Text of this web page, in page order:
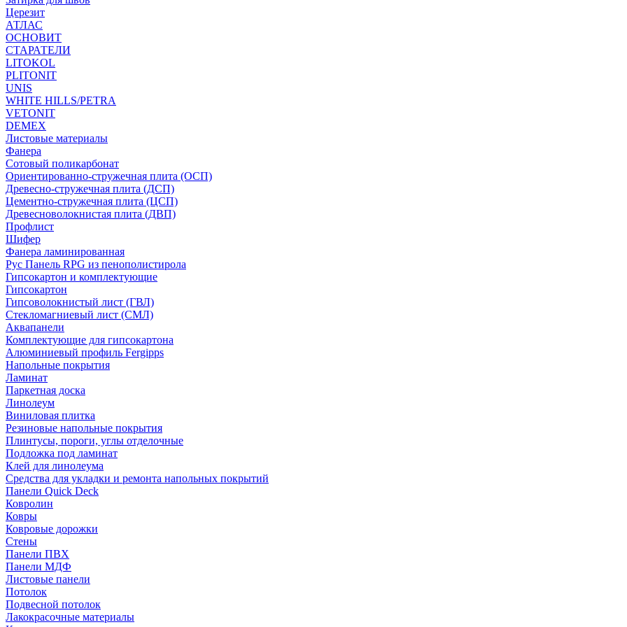
Церезит
АТЛАС
ОСНОВИТ
СТАРАТЕЛИ
LITOKOL
PLITONIT
UNIS
WHITE HILLS/PETRA
VETONIT
DEMEX
Листовые материалы
Фанера
Сотовый поликарбонат
Ориентированно-стружечная плита (ОСП)
Древесно-стружечная плита (ДСП)
Цементно-стружечная плита (ЦСП)
Древесноволокнистая плита (ДВП)
Профлист
Шифер
Фанера ламинированная
Рус Панель RPG из пенополистирола
Гипсокартон и комплектующие
Гипсокартон
Гипсоволокнистый лист (ГВЛ)
Стекломагниевый лист (СМЛ)
Аквапанели
Комплектующие для гипсокартона
Алюминиевый профиль Fergipps
Напольные покрытия
Ламинат
Паркетная доска
Линолеум
Виниловая плитка
Резиновые напольные покрытия
Плинтусы, пороги, углы отделочные
Подложка под ламинат
Клей для линолеума
Средства для укладки и ремонта напольных покрытий
Панели Quick Deck
Ковролин
Ковры
Ковровые дорожки
Стены
Панели ПВХ
Панели МДФ
Листовые панели
Потолок
Подвесной потолок
Лакокрасочные материалы